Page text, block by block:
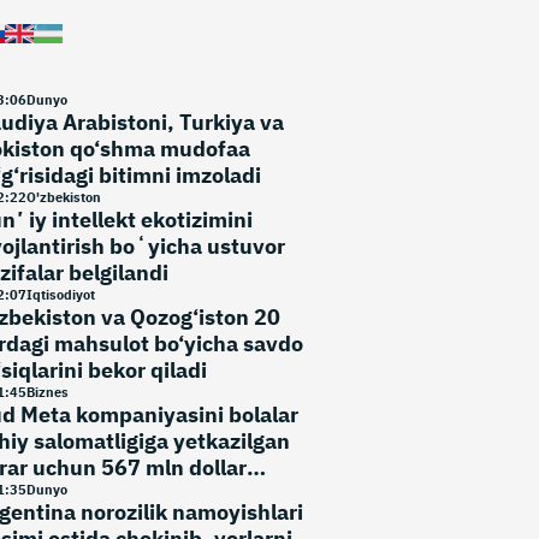
:06Dunyo
Arabistoni, Turkiya va
qo‘shma mudofaa
bitimni imzoladi
:22O'zbekiston
intellekt ekotizimini
boʻyicha ustuvor
belgilandi
:07Iqtisodiyot
va Qozog‘iston 20
mahsulot bo‘yicha savdo
bekor qiladi
:45Biznes
Meta kompaniyasini bolalar
salomatligiga yetkazilgan
uchun 567 mln dollar
majbur qildi
:35Dunyo
norozilik namoyishlari